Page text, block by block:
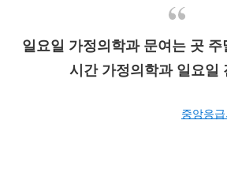
일요일 가정의학과 문여는 곳
시간 가정의학과 일요일
중앙응